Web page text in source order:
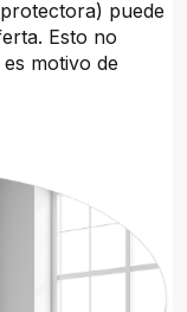
puede
Esto no
motivo de